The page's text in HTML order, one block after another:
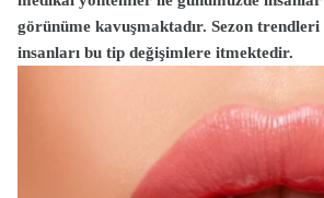
görünüme kavuşmaktadır. Sezon
insanları bu tip değişimlere itmektedir.